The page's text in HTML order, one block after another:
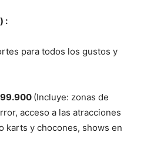
:
para todos los gustos y
(Incluye: zonas de
acceso a las atracciones
karts y chocones, shows en